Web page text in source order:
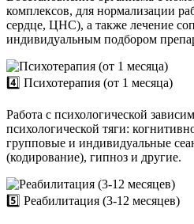
комплексов, для нормализации
сердце, ЦНС), а также лечение
индивидуальным подбором
4️⃣ Психотерапия (от 1 месяца)
Работа с психологической
психологической тяги:
групповые и индивидуальные
(кодирование), гипноз и другие.
5️⃣ Реабилитация (3-12 месяцев)